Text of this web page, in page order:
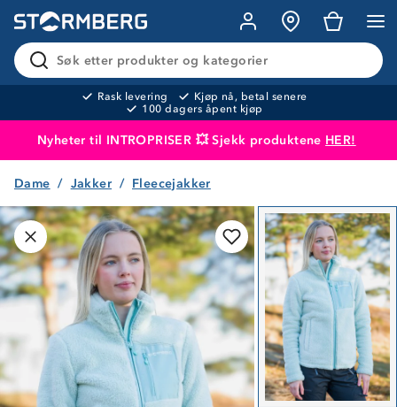
Søk etter produkter og kategorier
Rask levering
Kjøp nå, betal senere
100 dagers åpent kjøp
Nyheter til INTROPRISER 💥 Sjekk produktene HER!
Produktet er lagt i handlekurven
Dame Jakker Fleecejakker